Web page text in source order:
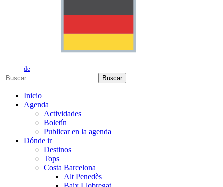
de
Buscar
Inicio
Agenda
Actividades
Boletín
Publicar en la agenda
Dónde ir
Destinos
Tops
Costa Barcelona
Alt Penedès
Baix Llobregat